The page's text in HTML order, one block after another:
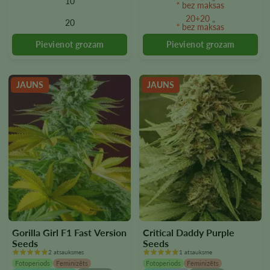
20
produkta
lapā
“ bez maksas
20+20 „
“ bez maksas
produkta
lapā
JAUNS
Gorilla Girl F1 Fast Version
Seeds
2 atsauksmes
Fotoperiods
Feminizēts
JAUNS
Critical Daddy Purple
Seeds
1 atsauksme
Fotoperiods
Feminizēts